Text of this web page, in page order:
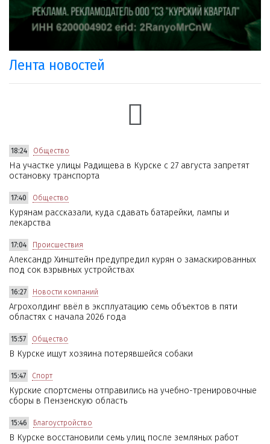
Лента новостей
18:24 Общество
На участке улицы Радищева в Курске с 27 августа запретят
остановку транспорта
17:40 Общество
Курянам рассказали, куда сдавать батарейки, лампы и
лекарства
17:04 Происшествия
Александр Хинштейн предупредил курян о замаскированных
под сок взрывных устройствах
16:27 Новости компаний
Агрохолдинг ввёл в эксплуатацию семь объектов в пяти
областях с начала 2026 года
15:57 Общество
В Курске ищут хозяина потерявшейся собаки
15:47 Спорт
Курские спортсмены отправились на учебно-тренировочные
сборы в Пензенскую область
15:46 Благоустройство
В Курске восстановили семь улиц после земляных работ